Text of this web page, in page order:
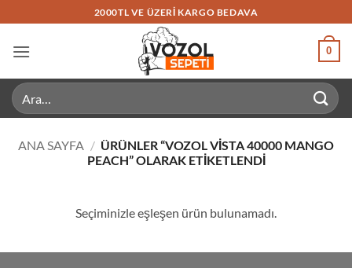
atla
2000TL VE ÜZERI KARGO BEDAVA
0
Ara:
ANA SAYFA / ÜRÜNLER “VOZOL VISTA 40000 MANGO
PEACH” OLARAK ETIKETLENDI
Seçiminizle eşleşen ürün bulunamadı.